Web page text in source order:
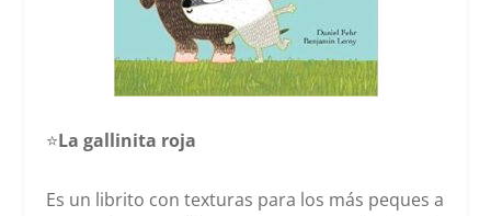
⭐️La gallinita roja
Es un librito con texturas para los más peques a